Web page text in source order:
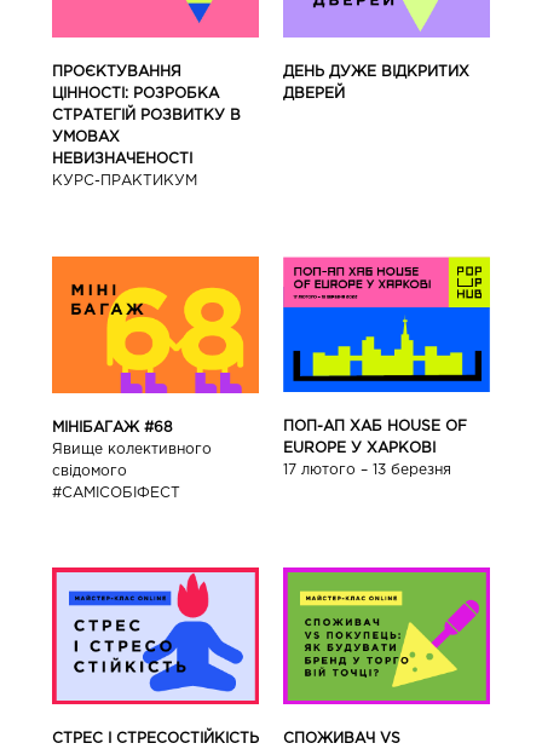
ПРОЄКТУВАННЯ
ЦІННОСТІ: РОЗРОБКА
СТРАТЕГІЙ РОЗВИТКУ В
УМОВАХ
НЕВИЗНАЧЕНОСТІ
КУРС-ПРАКТИКУМ
ДЕНЬ ДУЖЕ ВІДКРИТИХ
ДВЕРЕЙ
МІНІБАГАЖ #68
Явище колективного
свідомого
#САМІСОБІФЕСТ
ПОП-АП ХАБ HOUSE OF
EUROPE У ХАРКОВІ
17 лютого – 13 березня
СТРЕС І СТРЕСОСТІЙКІСТЬ
СПОЖИВАЧ VS